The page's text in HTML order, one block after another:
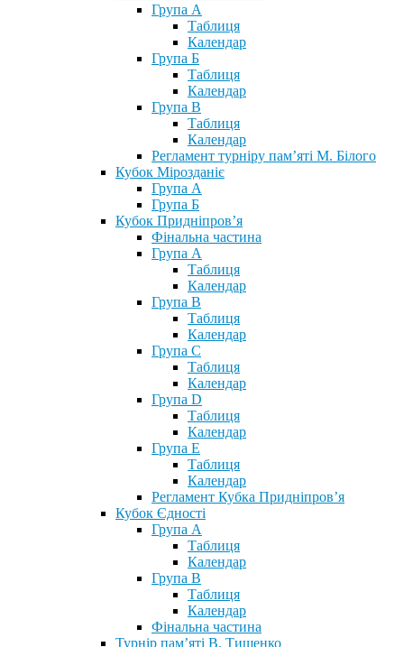
Група А
Таблиця
Календар
Група Б
Таблиця
Календар
Група В
Таблиця
Календар
Регламент турніру пам’яті М. Білого
Кубок Мірозданіє
Група А
Група Б
Кубок Придніпров’я
Фінальна частина
Група А
Таблиця
Календар
Група В
Таблиця
Календар
Група С
Таблиця
Календар
Група D
Таблиця
Календар
Група Е
Таблиця
Календар
Регламент Кубка Придніпров’я
Кубок Єдності
Група А
Таблиця
Календар
Група В
Таблиця
Календар
Фінальна частина
Турнір пам’яті В. Тищенко